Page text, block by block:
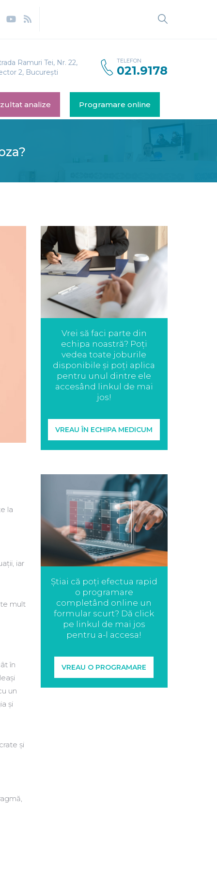
Ramuri Tei, Nr. 22,
2, București
TELEFON
021.9178
analize Programare online
la
iar
mult
în
un
și
și
Vrei să faci parte din
echipa noastră? Poți
vedea toate joburile
disponibile și poți aplica
pentru unul dintre ele
accesând linkul de mai
jos!
VREAU ÎN ECHIPA MEDICUM
Știai că poți efectua rapid
o programare
completând online un
formular scurt? Dă click
pe linkul de mai jos
pentru a-l accesa!
VREAU O PROGRAMARE